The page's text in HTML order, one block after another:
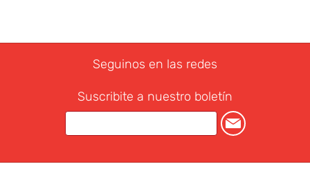
Seguinos en las redes
Suscribite a nuestro boletín